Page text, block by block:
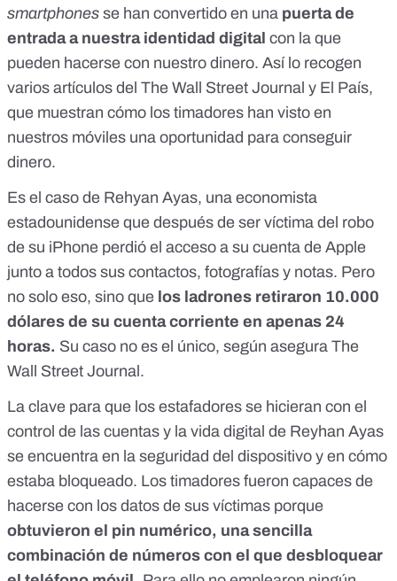
smartphones se han convertido en una puerta de
entrada a nuestra identidad digital con la que
pueden hacerse con nuestro dinero. Así lo recogen
varios artículos del The Wall Street Journal y El País,
que muestran cómo los timadores han visto en
nuestros móviles una oportunidad para conseguir
dinero.
Es el caso de Rehyan Ayas, una economista
estadounidense que después de ser víctima del robo
de su iPhone perdió el acceso a su cuenta de Apple
junto a todos sus contactos, fotografías y notas. Pero
no solo eso, sino que los ladrones retiraron 10.000
dólares de su cuenta corriente en apenas 24
horas. Su caso no es el único, según asegura The
Wall Street Journal.
La clave para que los estafadores se hicieran con el
control de las cuentas y la vida digital de Reyhan Ayas
se encuentra en la seguridad del dispositivo y en cómo
estaba bloqueado. Los timadores fueron capaces de
hacerse con los datos de sus víctimas porque
obtuvieron el pin numérico, una sencilla
combinación de números con el que desbloquear